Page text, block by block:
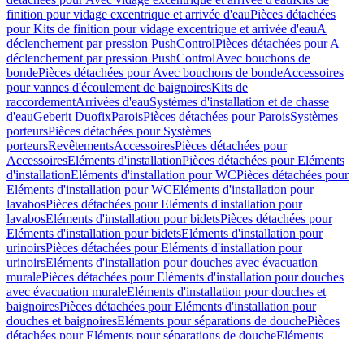
finition pour vidage excentrique et arrivée d'eauPièces détachées
pour Kits de finition pour vidage excentrique et arrivée d'eauA
déclenchement par pression PushControlPièces détachées pour A
déclenchement par pression PushControlAvec bouchons de
bondePièces détachées pour Avec bouchons de bondeAccessoires
pour vannes d'écoulement de baignoiresKits de
raccordementArrivées d'eauSystèmes d'installation et de chasse
d'eauGeberit DuofixParoisPièces détachées pour ParoisSystèmes
porteursPièces détachées pour Systèmes
porteursRevêtementsAccessoiresPièces détachées pour
AccessoiresEléments d'installationPièces détachées pour Eléments
d'installationEléments d'installation pour WCPièces détachées pour
Eléments d'installation pour WCEléments d'installation pour
lavabosPièces détachées pour Eléments d'installation pour
lavabosEléments d'installation pour bidetsPièces détachées pour
Eléments d'installation pour bidetsEléments d'installation pour
urinoirsPièces détachées pour Eléments d'installation pour
urinoirsEléments d'installation pour douches avec évacuation
muralePièces détachées pour Eléments d'installation pour douches
avec évacuation muraleEléments d'installation pour douches et
baignoiresPièces détachées pour Eléments d'installation pour
douches et baignoiresEléments pour séparations de douchePièces
détachées pour Eléments pour séparations de doucheEléments